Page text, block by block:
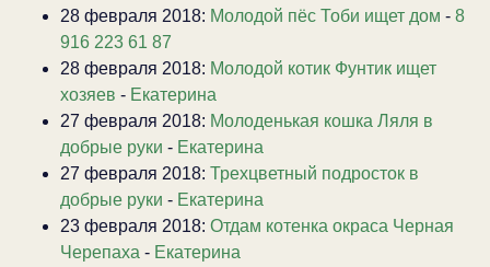
28 февраля 2018: Молодой пёс Тоби ищет дом - 8
916 223 61 87
28 февраля 2018: Молодой котик Фунтик ищет
хозяев - Екатерина
27 февраля 2018: Молоденькая кошка Ляля в
добрые руки - Екатерина
27 февраля 2018: Трехцветный подросток в
добрые руки - Екатерина
23 февраля 2018: Отдам котенка окраса Черная
Черепаха - Екатерина